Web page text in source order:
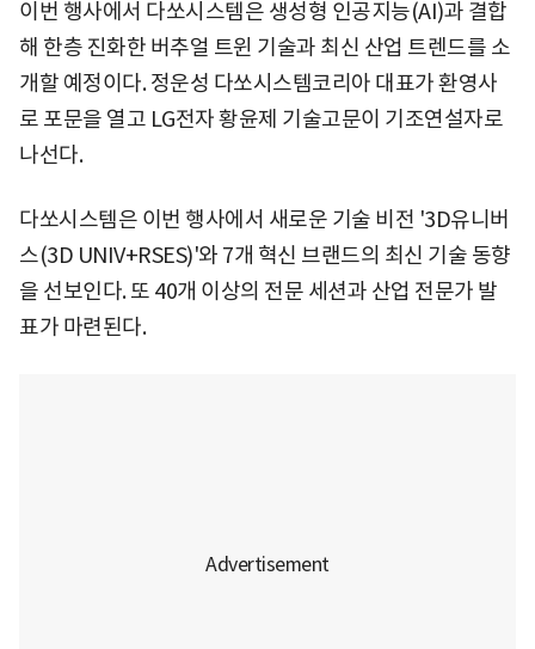
이번 행사에서 다쏘시스템은 생성형 인공지능(AI)과 결합
해 한층 진화한 버추얼 트윈 기술과 최신 산업 트렌드를 소
개할 예정이다. 정운성 다쏘시스템코리아 대표가 환영사
로 포문을 열고 LG전자 황윤제 기술고문이 기조연설자로
나선다.
다쏘시스템은 이번 행사에서 새로운 기술 비전 '3D유니버
스(3D UNIV+RSES)'와 7개 혁신 브랜드의 최신 기술 동향
을 선보인다. 또 40개 이상의 전문 세션과 산업 전문가 발
표가 마련된다.